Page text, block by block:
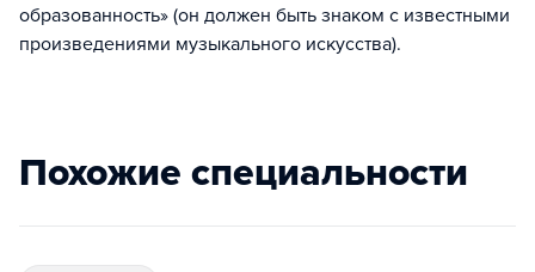
образованность» (он должен быть знаком с известными
произведениями музыкального искусства).
Похожие специальности